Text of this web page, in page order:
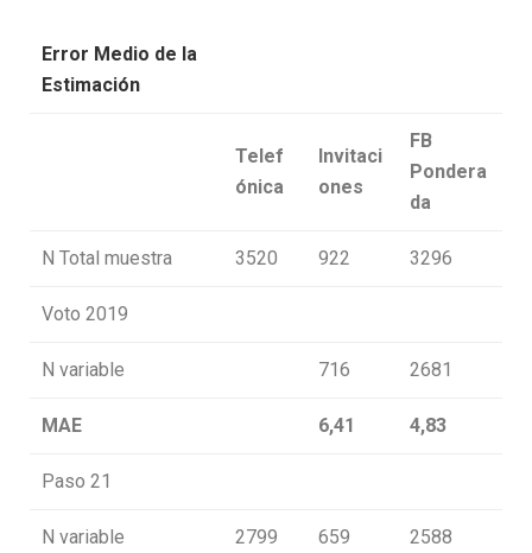
Error Medio de la
Estimación
Telef
ónica
Invitaci
ones
FB
Pondera
da
N Total muestra 3520 922 3296
Voto 2019
N variable 716 2681
MAE 6,41 4,83
Paso 21
N variable 2799 659 2588